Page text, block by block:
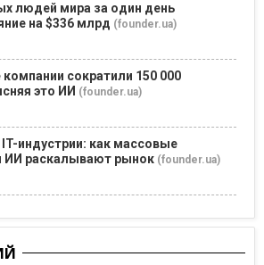
людей мира за один день
на $336 млрд (founder.ua)
сократили 150 000
это ИИ (founder.ua)
индустрии: как массовые
ИИ раскалывают рынок (founder.ua)